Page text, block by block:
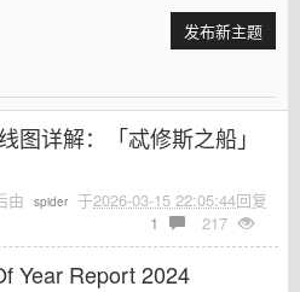
发布新主题
图详解：「忒修斯之船」
由 spider 于2026-03-15 22:05:44回复
1
217
Year Report 2024